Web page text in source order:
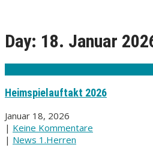
Day: 18. Januar
Heimspielauftakt 2026
Januar 18, 2026
| Keine Kommentare
| News 1.Herren